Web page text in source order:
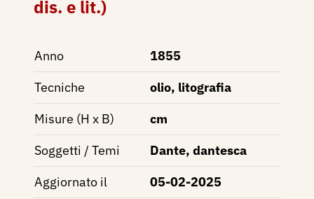
dis. e lit.)
Anno
1855
Tecniche
olio, litografia
Misure (H x B)
cm
Soggetti / Temi
Dante, dantesca
Aggiornato il
05-02-2025